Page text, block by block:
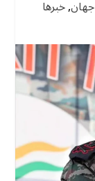
جهان,خبرها